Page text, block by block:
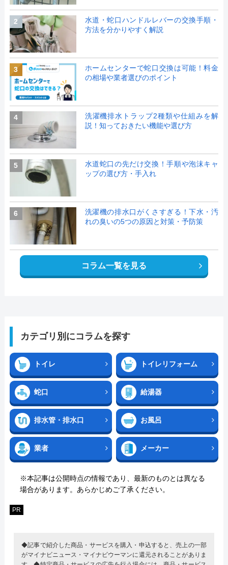
2
水道・蛇口ハンドルレバーの交換手順・
方法を分かりやすく解説
3
ホームセンターで蛇口交換は可能！料金
の相場や業者選びのポイント
4
洗濯機排水トラップ2種類や仕組みを解
説！知っておきたい機能や選び方
5
水道蛇口の先だけ交換！手順や泡沫キャ
ップの選び方・手入れ
6
洗濯機の排水口がくさすぎる！下水・汚
れの臭いの5つの原因と対策・予防策
コラム一覧を見る
カテゴリ別にコラムを探す
トイレ トイレリフォーム
蛇口 給湯器
排水管・排水口 お風呂
業者 メーカー
※本記事は公開時点の情報であり、最新のものとは異なる
場合があります。あらかじめご了承ください。
PR
◆記事で紹介した商品・サービスを購入・申込すると、売上の一部
がマイナビニュース・マイナビウーマンに還元されることがありま